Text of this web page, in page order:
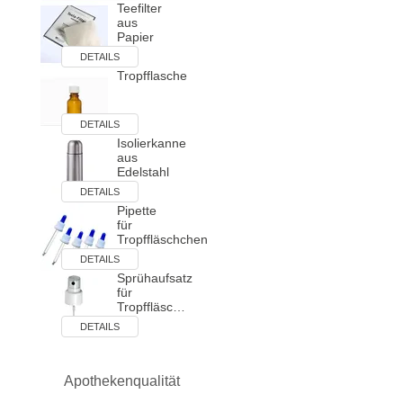
Teefilter
aus
Papier
DETAILS
Tropfflasche
DETAILS
Isolierkanne
aus
Edelstahl
DETAILS
Pipette
für
Tropffläschchen
DETAILS
Sprühaufsatz
für
Tropffläsc…
DETAILS
Apothekenqualität